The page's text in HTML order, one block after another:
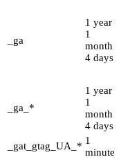
_ga
1 year
1
month
4 days
_ga_*
1 year
1
month
4 days
_gat_gtag_UA_* 1
minute